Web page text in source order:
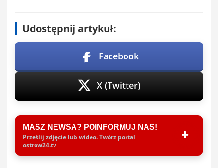
Udostępnij artykuł:
Facebook
X (Twitter)
MASZ NEWSA? POINFORMUJ NAS!
Prześlij zdjęcie lub wideo. Twórz portal
ostrow24.tv